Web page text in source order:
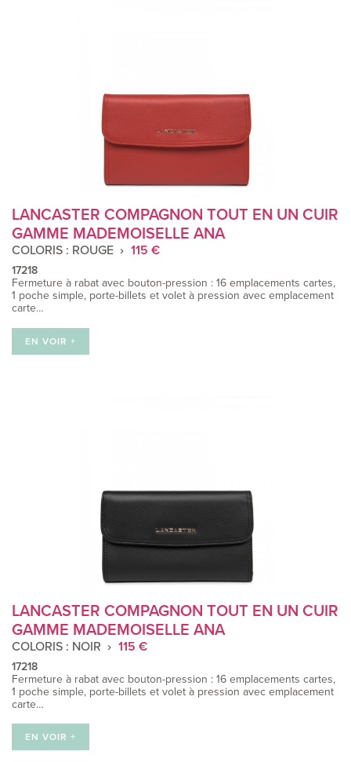
LANCASTER COMPAGNON TOUT EN UN CUIR
GAMME MADEMOISELLE ANA
COLORIS : ROUGE 115 €
17218
Fermeture à rabat avec bouton-pression : 16 emplacements cartes,
1 poche simple, porte-billets et volet à pression avec emplacement
carte…
EN VOIR +
LANCASTER COMPAGNON TOUT EN UN CUIR
GAMME MADEMOISELLE ANA
COLORIS : NOIR 115 €
17218
Fermeture à rabat avec bouton-pression : 16 emplacements cartes,
1 poche simple, porte-billets et volet à pression avec emplacement
carte…
EN VOIR +